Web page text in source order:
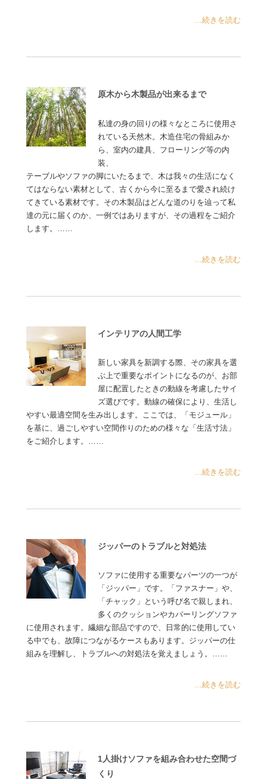
...続きを読む
原木から木製品が出来るまで
私達の身の回りの様々なところに使用さ
れている天然木。木造住宅の骨組みか
ら、室内の建具、フローリング等の内
装、
テーブルやソファの脚にいたるまで、木は我々の生活になく
てはならない素材として、古くから今に至るまで愛され続け
てきている素材です。その木製品はどんな道のりを辿って私
達の元に届くのか、一例ではありますが、その過程をご紹介
します。……
...続きを読む
インテリアの人間工学
新しい家具を新調する際、その家具を選
ぶ上で重要なポイントになるのが、お部
屋に配置したときの動線を考慮したサイ
ズ選びです。動線の確保により、生活し
やすい最適空間を生み出します。ここでは、「モジュール」
を基に、過ごしやすい空間作りのための様々な「生活寸法」
をご紹介します。……
...続きを読む
ジッパーのトラブルと対処法
ソファに使用する重要なパーツの一つが
「ジッパー」です。「ファスナー」や、
「チャック」という呼び名で親しまれ、
多くのクッションやカバーリングソファ
に使用されます。繊細な部品ですので、日常的に使用してい
る中でも、故障につながるケースもあります。ジッパーの仕
組みを理解し、トラブルへの対処法を覚えましょう。……
...続きを読む
1人掛けソファを組み合わせた空間づ
くり